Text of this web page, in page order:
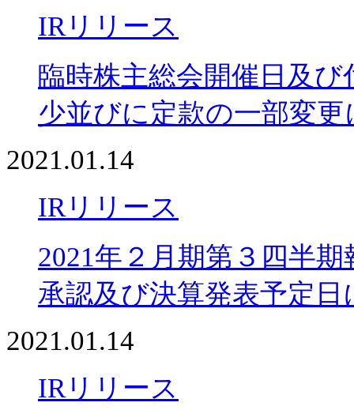
IRリリース
臨時株主総会開催日及
少並びに定款の一部変
2021.01.14
IRリリース
2021年２月期第３四半
承認及び決算発表予定
2021.01.14
IRリリース